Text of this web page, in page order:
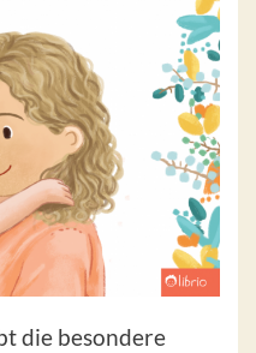
die besondere